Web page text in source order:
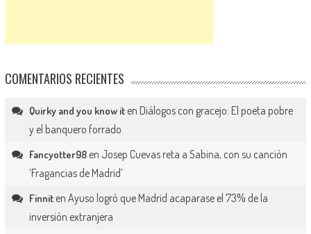
COMENTARIOS RECIENTES
Quirky and you know iten Diálogos con gracejo: El poeta pobre
y el banquero forrado
Fancyotter98en Josep Cuevas reta a Sabina, con su canción
‘Fragancias de Madrid’
Finniten Ayuso logró que Madrid acaparase el 73% de la
inversión extranjera